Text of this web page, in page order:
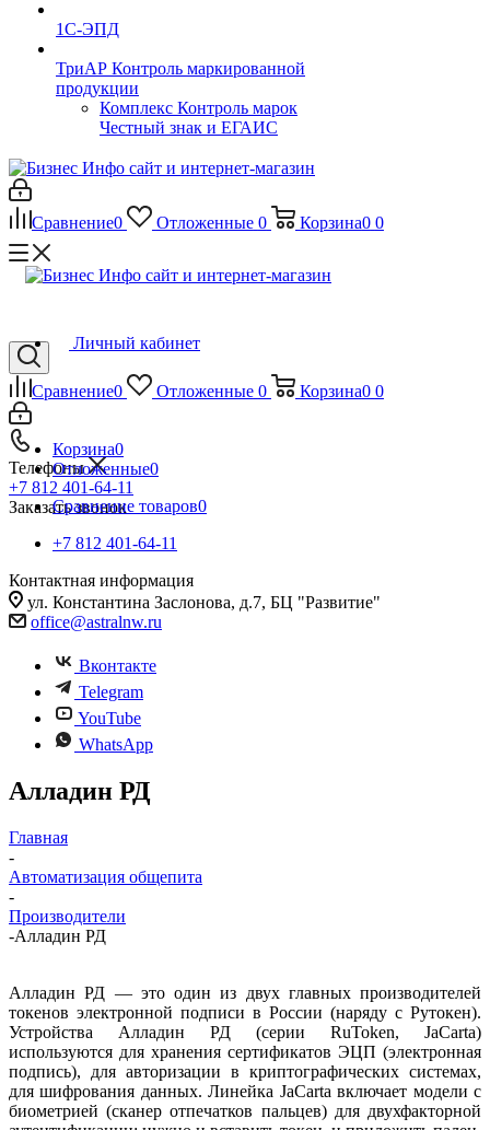
1С-ЭПД
ТриАР Контроль маркированной
продукции
Комплекс Контроль марок
Честный знак и ЕГАИС
Сравнение0 Отложенные 0 Корзина0 0
Сравнение0 Отложенные 0 Корзина0 0
Телефоны
+7 812 401-64-11
Заказать звонок
Личный кабинет
Корзина0
Отложенные0
Сравнение товаров0
+7 812 401-64-11
Контактная информация
ул. Константина Заслонова, д.7, БЦ "Развитие"
office@astralnw.ru
Вконтакте
Telegram
YouTube
WhatsApp
Алладин РД
Главная
-
Автоматизация общепита
-
Производители
-Алладин РД
Алладин РД — это один из двух главных производителей
токенов электронной подписи в России (наряду с Рутокен).
Устройства Алладин РД (серии RuToken, JaCarta)
используются для хранения сертификатов ЭЦП (электронная
подпись), для авторизации в криптографических системах,
для шифрования данных. Линейка JaCarta включает модели с
биометрией (сканер отпечатков пальцев) для двухфакторной